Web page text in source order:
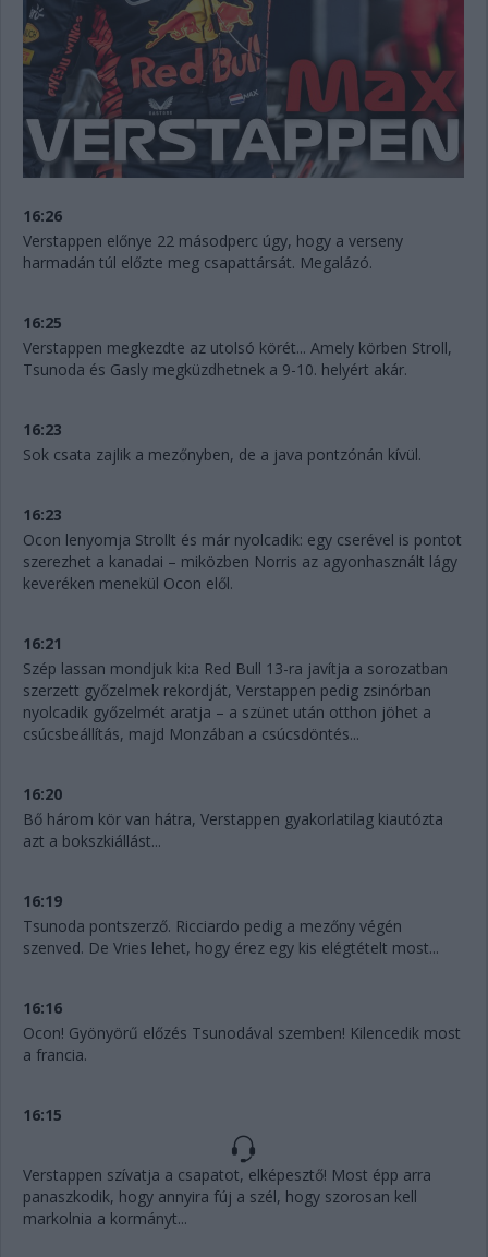
16:26
Verstappen előnye 22 másodperc úgy, hogy a verseny
harmadán túl előzte meg csapattársát. Megalázó.
16:25
Verstappen megkezdte az utolsó körét... Amely körben Stroll,
Tsunoda és Gasly megküzdhetnek a 9-10. helyért akár.
16:23
Sok csata zajlik a mezőnyben, de a java pontzónán kívül.
16:23
Ocon lenyomja Strollt és már nyolcadik: egy cserével is pontot
szerezhet a kanadai – miközben Norris az agyonhasznált lágy
keveréken menekül Ocon elől.
16:21
Szép lassan mondjuk ki:a Red Bull 13-ra javítja a sorozatban
szerzett győzelmek rekordját, Verstappen pedig zsinórban
nyolcadik győzelmét aratja – a szünet után otthon jöhet a
csúcsbeállítás, majd Monzában a csúcsdöntés...
16:20
Bő három kör van hátra, Verstappen gyakorlatilag kiautózta
azt a bokszkiállást...
16:19
Tsunoda pontszerző. Ricciardo pedig a mezőny végén
szenved. De Vries lehet, hogy érez egy kis elégtételt most...
16:16
Ocon! Gyönyörű előzés Tsunodával szemben! Kilencedik most
a francia.
16:15
Verstappen szívatja a csapatot, elképesztő! Most épp arra
panaszkodik, hogy annyira fúj a szél, hogy szorosan kell
markolnia a kormányt...